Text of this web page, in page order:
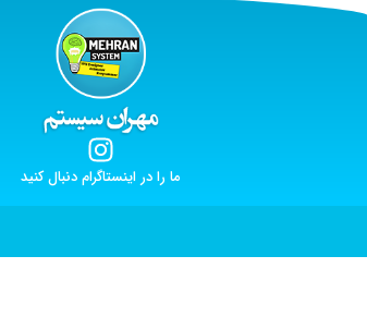
ما را در اینستاگرام دنبال کنید